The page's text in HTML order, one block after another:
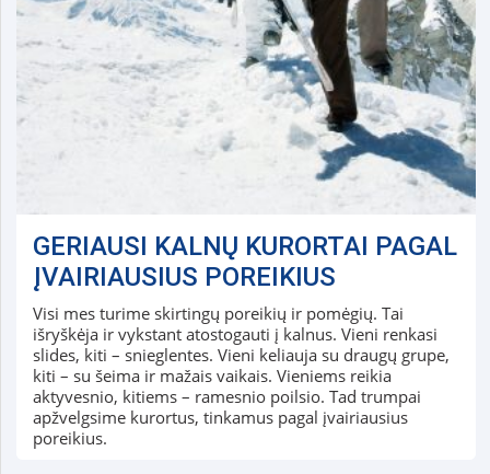
GERIAUSI KALNŲ KURORTAI PAGAL
ĮVAIRIAUSIUS POREIKIUS
Visi mes turime skirtingų poreikių ir pomėgių. Tai
išryškėja ir vykstant atostogauti į kalnus. Vieni renkasi
slides, kiti – snieglentes. Vieni keliauja su draugų grupe,
kiti – su šeima ir mažais vaikais. Vieniems reikia
aktyvesnio, kitiems – ramesnio poilsio. Tad trumpai
apžvelgsime kurortus, tinkamus pagal įvairiausius
poreikius.